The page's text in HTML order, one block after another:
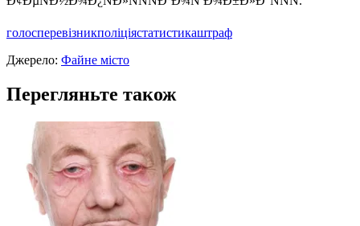
голосперевізникполіціястатистикаштраф
Джерело: Файне місто
Перегляньте також